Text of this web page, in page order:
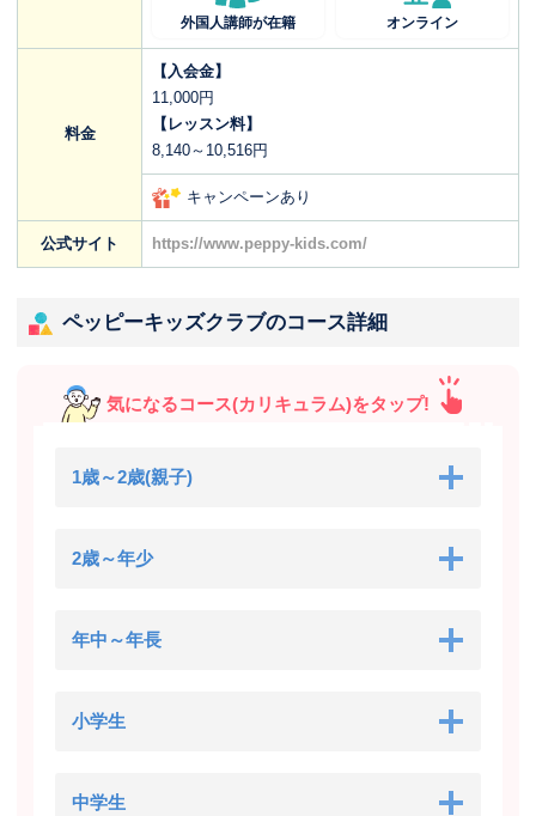
外国人講師が在籍 オンライン
料金
【入会金】
11,000円
【レッスン料】
8,140～10,516円
キャンペーンあり
公式サイト https://www.peppy-kids.com/
ペッピーキッズクラブのコース詳細
気になるコース(カリキュラム)をタップ!
1歳～2歳(親子)
2歳～年少
年中～年長
小学生
中学生